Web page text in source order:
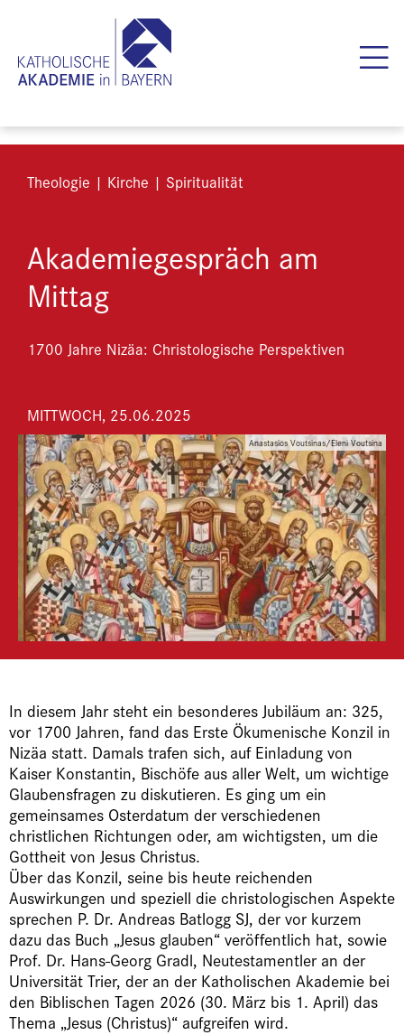
Theologie | Kirche | Spiritualität
Akademiegespräch am
Mittag
1700 Jahre Nizäa: Christologische Perspektiven
MITTWOCH, 25.06.2025
Anastasios Voutsinas/Eleni Voutsina
In diesem Jahr steht ein besonderes Jubiläum an: 325,
vor 1700 Jahren, fand das Erste Ökumenische Konzil in
Nizäa statt. Damals trafen sich, auf Einladung von
Kaiser Konstantin, Bischöfe aus aller Welt, um wichtige
Glaubensfragen zu diskutieren. Es ging um ein
gemeinsames Osterdatum der verschiedenen
christlichen Richtungen oder, am wichtigsten, um die
Gottheit von Jesus Christus.
Über das Konzil, seine bis heute reichenden
Auswirkungen und speziell die christologischen Aspekte
sprechen P. Dr. Andreas Batlogg SJ, der vor kurzem
dazu das Buch „Jesus glauben“ veröffentlich hat, sowie
Prof. Dr. Hans-Georg Gradl, Neutestamentler an der
Universität Trier, der an der Katholischen Akademie bei
den Biblischen Tagen 2026 (30. März bis 1. April) das
Thema „Jesus (Christus)“ aufgreifen wird.